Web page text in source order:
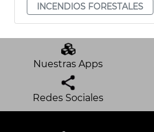
INCENDIOS FORESTALES
Nuestras Apps
Redes Sociales